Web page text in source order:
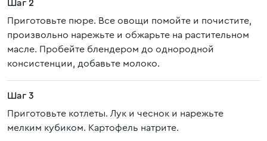
Шаг 2
Приготовьте пюре. Все овощи помойте и почистите,
произвольно нарежьте и обжарьте на растительном
масле. Пробейте блендером до однородной
консистенции, добавьте молоко.
Шаг 3
Приготовьте котлеты. Лук и чеснок и нарежьте
мелким кубиком. Картофель натрите.